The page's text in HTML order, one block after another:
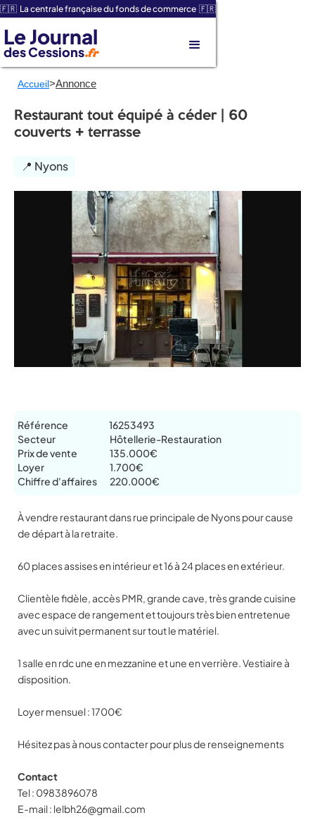
🇫🇷 La centrale française du fonds de commerce 🇫🇷
Le Journal
des Cessions.fr
Accueil>Annonce
Restaurant tout équipé à céder | 60
couverts + terrasse
📍 Nyons
Référence
Secteur
Prix de vente
Loyer
Chiffre d'affaires
16253493
Hôtellerie-Restauration
135.000€
1.700€
220.000€
À vendre restaurant dans rue principale de Nyons pour cause
de départ à la retraite.
60 places assises en intérieur et 16 à 24 places en extérieur.
Clientèle fidèle, accès PMR, grande cave, très grande cuisine
avec espace de rangement et toujours très bien entretenue
avec un suivit permanent sur tout le matériel.
1 salle en rdc une en mezzanine et une en verrière. Vestiaire à
disposition.
Loyer mensuel : 1700€
Hésitez pas à nous contacter pour plus de renseignements
Contact
Tel : 0983896078
E-mail : lelbh26@gmail.com